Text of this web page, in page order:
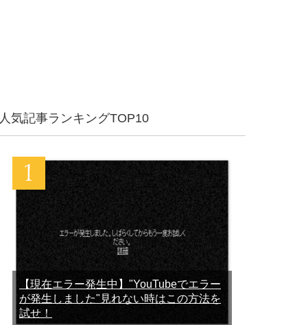
人気記事ランキングTOP10
【現在エラー発生中】"YouTubeでエラー
が発生しました"見れない時はこの方法を
試せ！